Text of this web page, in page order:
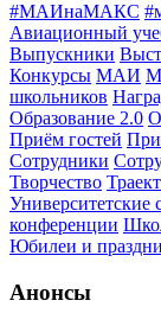
#МАИнаМАКС
Авиационный
Выпускники
Конкурсы МАИ
школьников
Образование 2.0
Приём гостей
Сотрудники
Творчество
Университетские
конференции
Юбилеи и
Анонсы